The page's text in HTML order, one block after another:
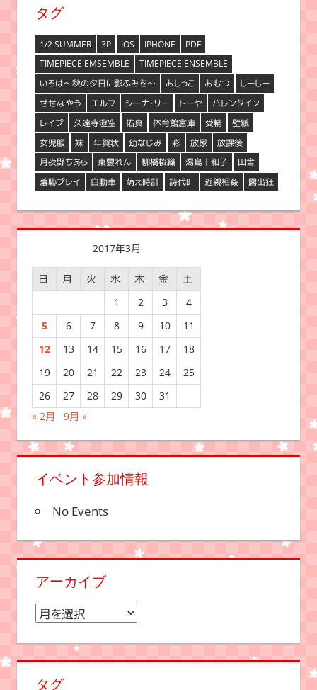
タグ
1/2 SUMMER 3P IOS IPHONE
PDF
TIMEPIECE EMSEMBLE
TIMEPIECE ENSEMBLE
いろは～秋の夕日に影ふみを～
おしっこ おむつ
しーしー
せせなやう
エルフ シーナ・リー トーヤ
バレンタイン
レイプ
久遠寺澄空 佑真 体育館倉庫 受精
壁紙
女児服
妹 年賀状 幼なじみ 彩 放尿
放課後
月夜野ちあら
東雲れん 柳橋桜織 湯島十和子
田舎
羞恥プレイ
自動車 萌え時計 詩代叶 近親相姦 露出狂
2017年3月
日 月 火 水 木 金
土
1
2 3
4
5
6 7 8 9 10
11
12
13 14 15 16 17
18
19
20 21 22 23 24
25
26
27 28 29 30
31
« 2月
9月 »
イベント参加情報
No Events
アーカイブ
ア
イ
タグ